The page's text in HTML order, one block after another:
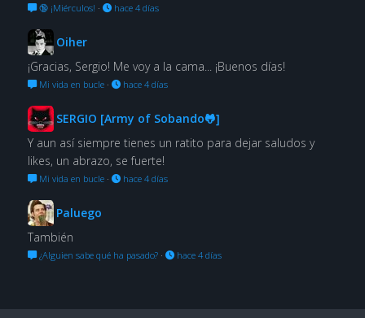
🔞 ¡Miérculos! · hace 4 días
Oiher
¡Gracias, Sergio! Me voy a la cama... ¡Buenos días!
Mi vida en bucle· hace 4 días
SERGIO [Army of Sobando🐸]
Y aun así siempre tienes un ratito para dejar saludos y
likes, un abrazo, se fuerte!
Mi vida en bucle· hace 4 días
Paluego
También
¿Alguien sabe qué ha pasado?· hace 4 días